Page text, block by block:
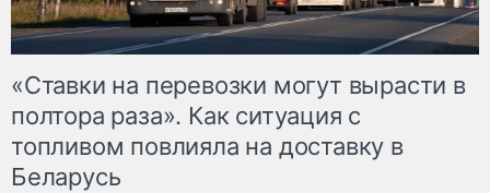
«Ставки на перевозки могут вырасти в
полтора раза». Как ситуация с
топливом повлияла на доставку в
Беларусь